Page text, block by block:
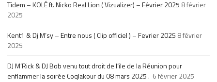
Tidem – KOLÉ ft. Nicko Real Lion ( Vizualizer) – Février 2025 8 février
2025
Kent1 & Dj M’sy – Entre nous ( Clip officiel ) – Fevrier 2025 8 février
2025
DJ M’Rick & DJ Bob venu tout droit de l’île de la Réunion pour
enflammer la soirée Coqlakour du 08 mars 2025 . 6 février 2025